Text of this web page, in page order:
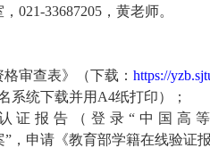
，021-33687205 ，黄老师。
审查表》（下载： https://
系统下载并用 A4纸打印）；
证报告（登录“中国高
”，申请《教育部学籍在线验证